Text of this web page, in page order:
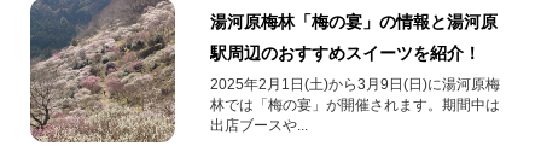
湯河原梅林「梅の宴」の情報と湯河原
駅周辺のおすすめスイーツを紹介！
2025年2月1日(土)から3月9日(日)に湯河原梅
林では「梅の宴」が開催されます。期間中は
出店ブースや...